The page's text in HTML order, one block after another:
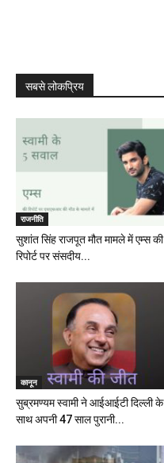
सबसे लोकप्रिय
राजनीति
सुशांत सिंह राजपूत मौत मामले में एम्स की
रिपोर्ट पर संसदीय...
कानून
सुब्रमण्यम स्वामी ने आईआईटी दिल्ली के
साथ अपनी 47 साल पुरानी...